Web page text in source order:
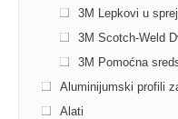
3M Lepkovi u
3M Scotch-Weld
3M Pomoćna
Aluminijumski profili
Alati